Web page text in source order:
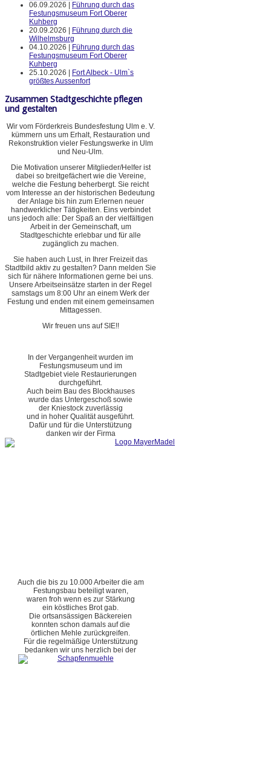
06.09.2026 |
Führung durch das
Festungsmuseum Fort Oberer
Kuhberg
20.09.2026 |
Führung durch die
Wilhelmsburg
04.10.2026 |
Führung durch das
Festungsmuseum Fort Oberer
Kuhberg
25.10.2026 |
Fort Albeck - Ulm`s
größtes Aussenfort
Zusammen Stadtgeschichte pflegen
und gestalten
Wir vom Förderkreis Bundesfestung Ulm e. V.
kümmern uns um Erhalt, Restauration und
Rekonstruktion vieler Festungswerke in Ulm
und Neu-Ulm.
Die Motivation unserer Mitglieder/Helfer ist
dabei so breitgefächert wie die Vereine,
welche die Festung beherbergt. Sie reicht
vom Interesse an der historischen Bedeutung
der Anlage bis hin zum Erlernen neuer
handwerklicher Tätigkeiten. Eins verbindet
uns jedoch alle: Der Spaß an der vielfältigen
Arbeit in der Gemeinschaft, um
Stadtgeschichte erlebbar und für alle
zugänglich zu machen.
Sie haben auch Lust, in Ihrer Freizeit das
Stadtbild aktiv zu gestalten? Dann melden Sie
sich für nähere Informationen gerne bei uns.
Unsere Arbeitseinsätze starten in der Regel
samstags um 8:00 Uhr an einem Werk der
Festung und enden mit einem gemeinsamen
Mittagessen.
Wir freuen uns auf SIE!!
In der Vergangenheit wurden im
Festungsmuseum und im
Stadtgebiet viele Restaurierungen
durchgeführt.
Auch beim Bau des Blockhauses
wurde das Untergeschoß sowie
der Kniestock zuverlässig
und in hoher Qualität ausgeführt.
Dafür und für die Unterstützung
danken wir der Firma
Auch die bis zu 10.000 Arbeiter die am
Festungsbau beteiligt waren,
waren froh wenn es zur Stärkung
ein köstliches Brot gab.
Die ortsansässigen Bäckereien
konnten schon damals auf die
örtlichen Mehle zurückgreifen.
Für die regelmäßige Unterstützung
bedanken wir uns herzlich bei der